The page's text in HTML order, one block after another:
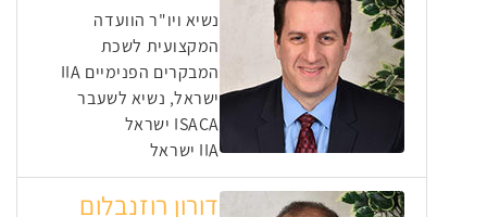
נשיא ויו"ר הוועדה
המקצועית לשכת
המבקרים הפנימיים IIA
ישראל, נשיא לשעבר
ISACA ישראל
IIA ישראל
דורון רוזנבלום